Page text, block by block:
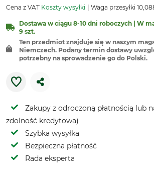
Cena z VAT Koszty wysyłki Waga przesyłki
Dostawa w ciągu 8-10 dni roboczych | W
9 szt.
Ten przedmiot znajduje się w naszym
Niemczech. Podany termin dostawy
potrzebny na sprowadzenie go do Polski.
Zakupy z odroczoną płatnością lub
zdolność kredytowa)
Szybka wysyłka
Bezpieczna płatność
Rada eksperta